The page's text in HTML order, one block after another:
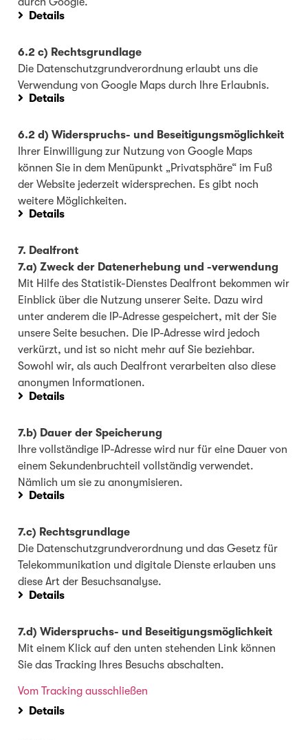
Details
6.2 c) Rechtsgrundlage
Die Datenschutzgrundverordnung erlaubt uns die
Verwendung von Google Maps durch Ihre Erlaubnis.
Details
6.2 d) Widerspruchs- und Beseitigungsmöglichkeit
Ihrer Einwilligung zur Nutzung von Google Maps
können Sie in dem Menüpunkt „Privatsphäre“ im Fuß
der Website jederzeit widersprechen. Es gibt noch
weitere Möglichkeiten.
Details
7. Dealfront
7.a) Zweck der Datenerhebung und -verwendung
Mit Hilfe des Statistik-Dienstes Dealfront bekommen wir
Einblick über die Nutzung unserer Seite. Dazu wird
unter anderem die IP-Adresse gespeichert, mit der Sie
unsere Seite besuchen. Die IP-Adresse wird jedoch
verkürzt, und ist so nicht mehr auf Sie beziehbar.
Sowohl wir, als auch Dealfront verarbeiten also diese
anonymen Informationen.
Details
7.b) Dauer der Speicherung
Ihre vollständige IP-Adresse wird nur für eine Dauer von
einem Sekundenbruchteil vollständig verwendet.
Nämlich um sie zu anonymisieren.
Details
7.c) Rechtsgrundlage
Die Datenschutzgrundverordnung und das Gesetz für
Telekommunikation und digitale Dienste erlauben uns
diese Art der Besuchsanalyse.
Details
7.d) Widerspruchs- und Beseitigungsmöglichkeit
Mit einem Klick auf den unten stehenden Link können
Sie das Tracking Ihres Besuchs abschalten.
Vom Tracking ausschließen
Details